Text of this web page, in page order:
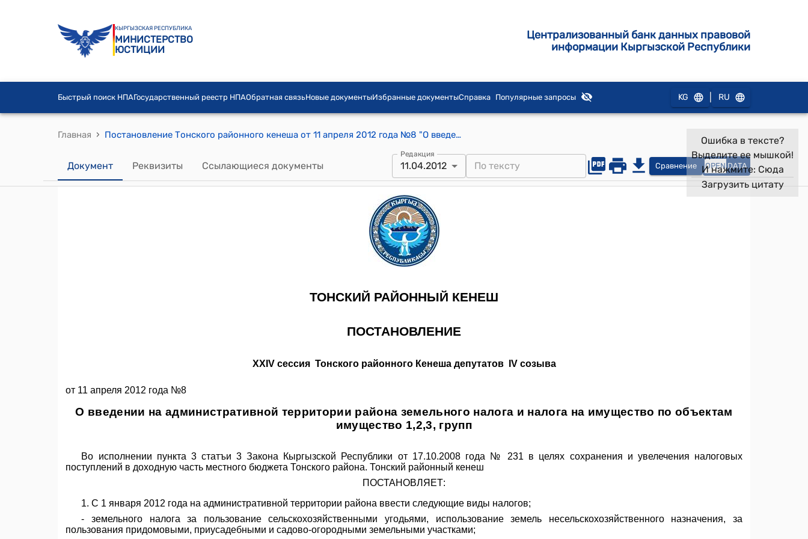
КЫРГЫЗСКАЯ РЕСПУБЛИКА
МИНИСТЕРСТВО
ЮСТИЦИИ
Централизованный банк данных правовой
информации Кыргызской Республики
Быстрый поиск НПАГосударственный реестр НПАОбратная связьНовые документыИзбранные документыСправка Популярные запросы KG RU
Главная › Постановление Тонского районного кенеша от 11 апреля 2012 года №8 "О введении на административной территории района земельного налога и налога на имущество по объектам имущество 1,2,3, групп"
Документ Реквизиты Ссылающиеся документы
Редакция
11.04.2012 Сравнение OPEN DATA
Ошибка в тексте?
Выделите ее мышкой!
И нажмите: Сюда
Загрузить цитату